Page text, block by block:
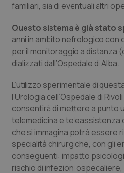
Rene & patologie
Salute orale & impianti
Sangue & coagulazione
Tiroide
Tumore al seno
Tumore ovarico
familiari, sia di eventuali altri
Questo sistema è già stato
anni in ambito nefrologico con
per il monitoraggio a distanza
dializzati dall’Ospedale di Alba.
L’utilizzo sperimentale di
l’Urologia dell’Ospedale di
consentirà di mettere a punto
telemedicina e teleassistenza
che si immagina potrà essere
specialità chirurgiche, con gli
conseguenti: impatto
rischio di infezioni